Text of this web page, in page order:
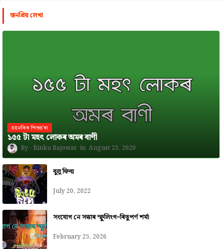
জনপ্রিয় লেখা
চানেকিৰ শিশুচ'ৰা
১৫৫ টা মহৎ লোকৰ অমৰ বাণী
Rinku Rajowar August 23, 2020
বুলু ফিল্ম
July 20, 2022
সংযোগ নে সত্তাৰ স্ফুলিংগ~ৰিতুপৰ্ণ শৰ্মা
February 25, 2026